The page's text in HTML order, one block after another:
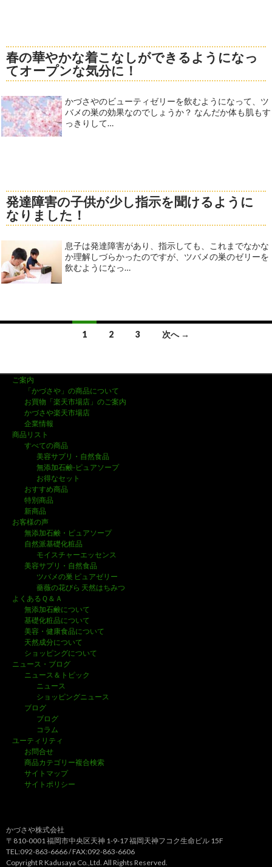
春の華やかな着こなしができるようになっ
てオープンな気分に！
かづさやのビューティゼリーを飲むようになって、ツ
バメの巣の効果なのでしょうか？ なんだか体も肌もす
っきりして…
発達障害の子供が少し指示を聞けるように
なりました！
息子は発達障害があり、指示しても、これまでなかな
か理解しづらかったのですが、ツバメの巣のゼリーを
飲むようになっ…
稿
ゲ
ン
1 2 3 次へ →
ご案内
「かづさや」の商品について
お買物「楽天市場店」のご案内
かづさや楽天市場店
企業情報
商品リスト
すべての商品
美容サプリ・自然食品
無添加石鹸-ピュアソープ
お得なセット
おすすめ商品
特別商品
新商品
お客様の声
無添加石鹸・ピュアソープ
自然派基礎化粧品
モイスチャーエッセンス
美容サプリ・自然食品
ツバメの巣 ピュアゼリー
薔薇の花びら 天然はちみつ
よくあるＱ＆Ａ
無添加石鹸について
基礎化粧品について
美容・健康食品について
天然成分について
ショッピングについて
ニュース・ブログ
ニュース＆トピック
ニュース
ショッピングニュース
ブログ
ブログ
コラム
ユーティリティ
お問合せ
商品カテゴリー複合検索
サイトマップ
サイトポリシー
かづさや株式会社
〒810-0001 福岡市中央区天神 1-9-17 福岡天神フコク生命ビル 15F
TEL:092-863-6666 / FAX:092-863-6606
Copyright R Kadusaya Co.,Ltd. All Rights Reserved.